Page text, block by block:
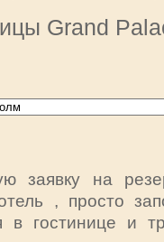
Grand
заявку на
, просто
в гостинице и